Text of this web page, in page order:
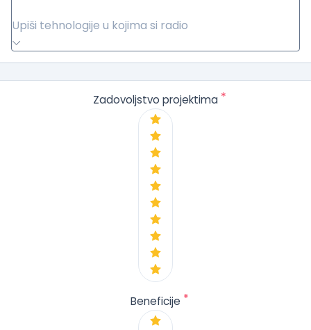
Upiši tehnologije u kojima si radio
Zadovoljstvo projektima *
Beneficije *